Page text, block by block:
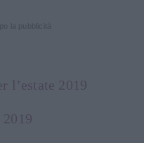
l’estate 2019